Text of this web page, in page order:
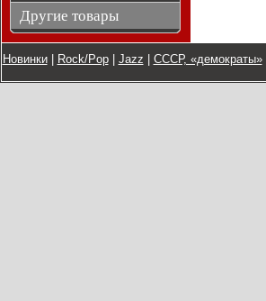
Другие товары
Новинки| Rock/Pop| Jazz СССР, «демократы»|